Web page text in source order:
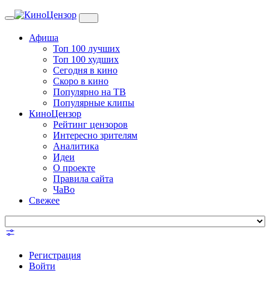
Toggle
Афиша
Топ 100 лучших
Топ 100 худших
Сегодня в кино
Скоро в кино
Популярно на ТВ
Популярные клипы
КиноЦензор
Рейтинг цензоров
Интересно зрителям
Аналитика
Идеи
О проекте
Правила сайта
ЧаВо
Свежее
Регистрация
Войти